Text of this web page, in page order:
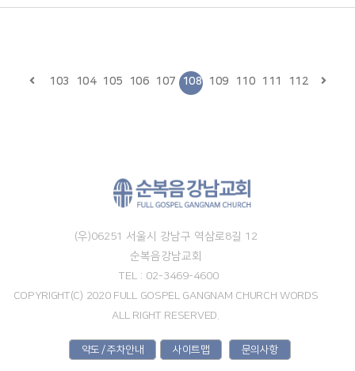
103 104 105 106 107 108 109 110 111 112
(우)06251 서울시 강남구 역삼로8길 12
순복음강남교회
TEL : 02-3469-4600
COPYRIGHT(C) 2020 FULL GOSPEL GANGNAM CHURCH WORDS
ALL RIGHT RESERVED.
약도 / 주차안내 사이트맵 문의사항